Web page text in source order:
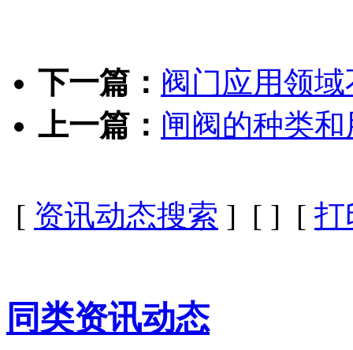
下一篇： 阀门应用领
上一篇： 闸阀的种类
[ 资讯动态搜索 ] [ ] [ 打
同类资讯动态